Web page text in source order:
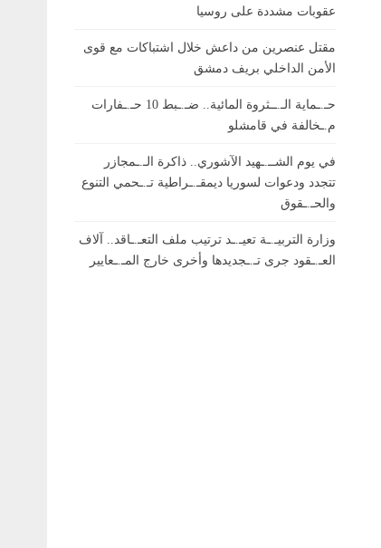
عقوبات مشددة على روسيا
مقتل عنصرين من داعش خلال اشتباكات مع قوى
الأمن الداخلي بريف دمشق
حـ.ـماية الـ.ــثروة المائية.. ضـ.ـبط 10 حـ.ـفارات
م.ـخالفة في قامشلو
في يوم الشــ.ـهيد الآشوري.. ذاكرة الـ.ـمجازر
تتجدد ودعوات لسوريا ديمقـ.ـراطية تـ.ـحمي التنوع
والحـ.ـقوق
وزارة التربيـ.ـة تعيـ.ـد ترتيب ملف التعـ.ـاقد.. آلاف
العـ.ـقود جرى تـ.ـجديدها وأخرى خارج المـ.ـعايير